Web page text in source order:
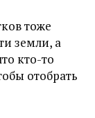
тоже
земли, а
кто-то
отобрать